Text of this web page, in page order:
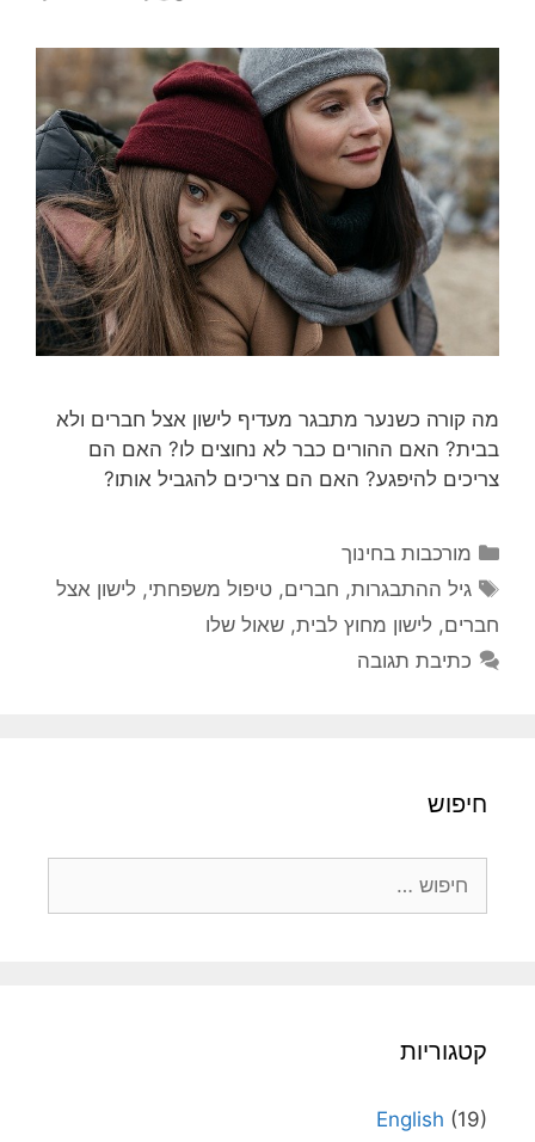
מה קורה כשנער מתבגר מעדיף לישון אצל חברים ולא
בבית? האם ההורים כבר לא נחוצים לו? האם הם
צריכים להיפגע? האם הם צריכים להגביל אותו?
קטגוריות
מורכבות בחינוך
תגיות
גיל ההתבגרות, חברים,טיפול משפחתי, לישון אצל
חברים, לישון מחוץ לבית, שאול שלו
כתיבת תגובה
חיפוש
קטגוריות
English (19)